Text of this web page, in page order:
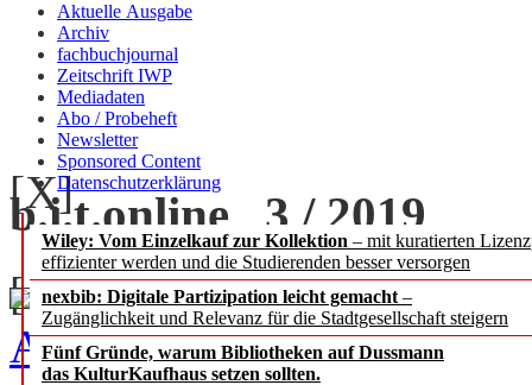
Aktuelle Ausgabe
Archiv
fachbuchjournal
Zeitschrift IWP
Mediadaten
Abo / Probeheft
Newsletter
Sponsored Content
Datenschutzerklärung
Wiley: Vom Einzelkauf zur Kollektion – mit kuratierten
effizienter werden und die Studierenden besser versorgen
nexbib: Digitale Partizipation leicht gemacht –
Zugänglichkeit und Relevanz für die Stadtgesellschaft steigern
Fünf Gründe, warum Bibliotheken auf Dussmann
das KulturKaufhaus setzen sollten.
b.i.t.online 3 / 2019
[+] zoom
[X]
Ausgabe 3 / 2019 als PDF